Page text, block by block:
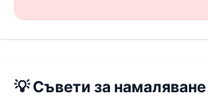
💡 Съвети за намаляване